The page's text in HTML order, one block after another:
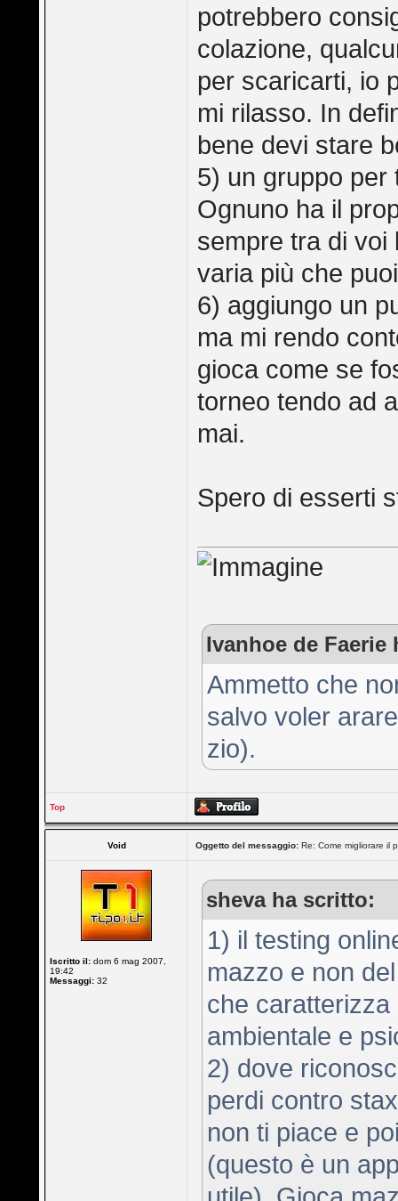
potrebbero
colazione,
per scaricarti, io
mi rilasso. In
bene devi stare
5) un gruppo per
Ognuno ha il
sempre tra di voi
varia più che
6) aggiungo un
ma mi rendo
gioca come se
torneo tendo ad
mai.
Spero di esserti
Ivanhoe de Faerie
Ammetto che
salvo voler
zio).
Top
Void Oggetto del messaggio: Re: Come migliorare il
Iscritto il: dom 6 mag 2007,
19:42
Messaggi: 32
sheva ha scritto:
1) il testing
mazzo e non
che
ambientale e
2) dove
perdi contro
non ti piace e
(questo è un